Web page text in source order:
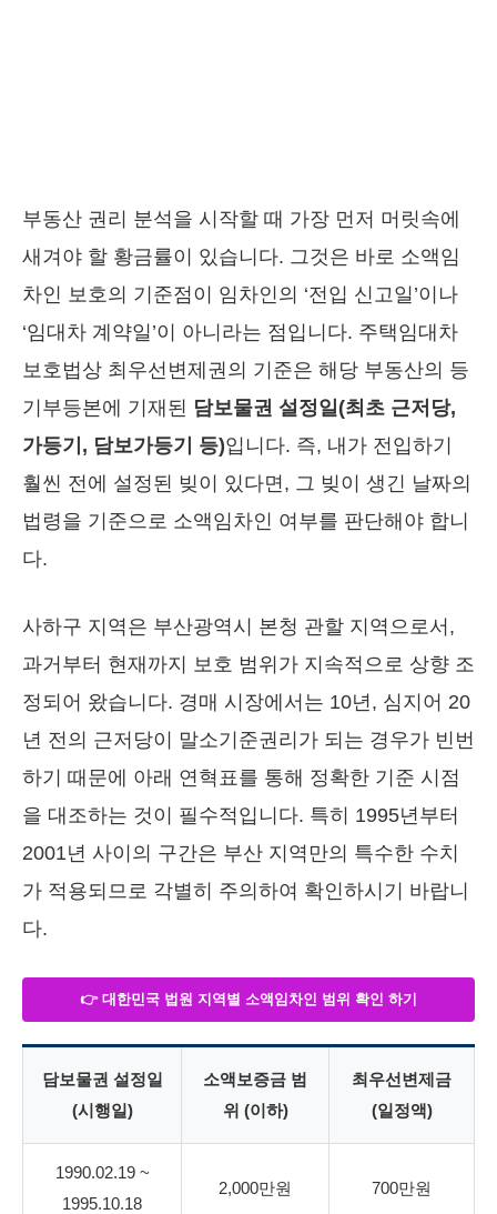
부동산 권리 분석을 시작할 때 가장 먼저 머릿속에
새겨야 할 황금률이 있습니다. 그것은 바로 소액임
차인 보호의 기준점이 임차인의 ‘전입 신고일’이나
‘임대차 계약일’이 아니라는 점입니다. 주택임대차
보호법상 최우선변제권의 기준은 해당 부동산의 등
기부등본에 기재된 담보물권 설정일(최초 근저당,
가등기, 담보가등기 등)입니다. 즉, 내가 전입하기
훨씬 전에 설정된 빚이 있다면, 그 빚이 생긴 날짜의
법령을 기준으로 소액임차인 여부를 판단해야 합니
다.
사하구 지역은 부산광역시 본청 관할 지역으로서,
과거부터 현재까지 보호 범위가 지속적으로 상향 조
정되어 왔습니다. 경매 시장에서는 10년, 심지어 20
년 전의 근저당이 말소기준권리가 되는 경우가 빈번
하기 때문에 아래 연혁표를 통해 정확한 기준 시점
을 대조하는 것이 필수적입니다. 특히 1995년부터
2001년 사이의 구간은 부산 지역만의 특수한 수치
가 적용되므로 각별히 주의하여 확인하시기 바랍니
다.
👉 대한민국 법원 지역별 소액임차인 범위 확인 하기
담보물권 설정일
(시행일)
소액보증금 범
위 (이하)
최우선변제금
(일정액)
1990.02.19 ~
1995.10.18
2,000만원 700만원